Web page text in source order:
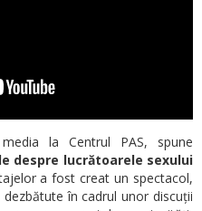
la Centrul PAS, spune
despre lucrătoarele sexului
a fost creat un spectacol,
în cadrul unor discuții